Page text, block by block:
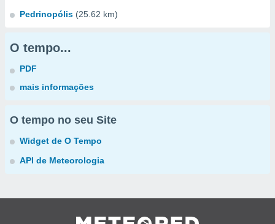
Pedrinopólis (25.62 km)
O tempo...
PDF
mais informações
O tempo no seu Site
Widget de O Tempo
API de Meteorologia